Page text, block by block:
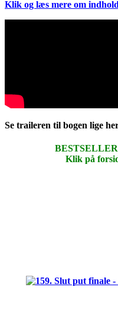
Klik og læs mere om
Se traileren til bogen lige
Klik på